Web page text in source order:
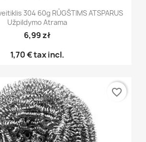
304 60g RŪGŠTIMS ATSPARUS
Užpildymo Atrama
6,99 zł
1,70 €tax incl.
favorite_border